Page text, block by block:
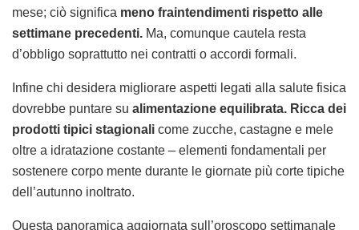
mese; ciò significa meno fraintendimenti rispetto alle
settimane precedenti. Ma, comunque cautela resta
d’obbligo soprattutto nei contratti o accordi formali.
Infine chi desidera migliorare aspetti legati alla salute fisica
dovrebbe puntare su alimentazione equilibrata. Ricca dei
prodotti tipici stagionali come zucche, castagne e mele
oltre a idratazione costante – elementi fondamentali per
sostenere corpo mente durante le giornate più corte tipiche
dell’autunno inoltrato.
Questa panoramica aggiornata sull’oroscopo settimanale